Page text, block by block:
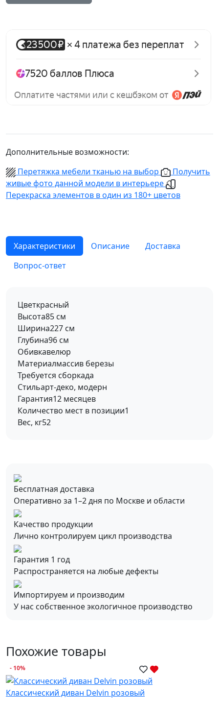
Дополнительные возможности:
Перетяжка мебели тканью на выбор
Получить
живые фото данной модели в интерьере
Перекраска элементов в один из 180+ цветов
Характеристики Описание
Доставка
Вопрос-ответ
Цветкрасный
Высота85 см
Ширина227 см
Глубина96 см
Обивкавелюр
Материалмассив березы
Требуется сборкада
Стильарт-деко, модерн
Гарантия12 месяцев
Количество мест в позиции1
Вес, кг52
Бесплатная доставка
Оперативно за 1–2 дня по Москве и области
Качество продукции
Лично контролируем цикл производства
Гарантия 1 год
Распространяется на любые дефекты
Импортируем и производим
У нас собственное экологичное производство
Похожие товары
- 10%
Классический диван Delvin розовый